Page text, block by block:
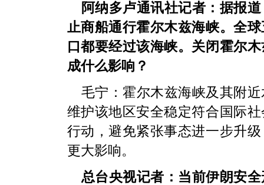
阿纳多卢通讯社记者：据报
止商船通行霍尔木兹海峡。全
口都要经过该海峡。关闭霍尔
成什么影响？
毛宁：霍尔木兹海峡及其附
维护该地区安全稳定符合国际
行动，避免紧张事态进一步升
更大影响。
总台央视记者：当前伊朗安